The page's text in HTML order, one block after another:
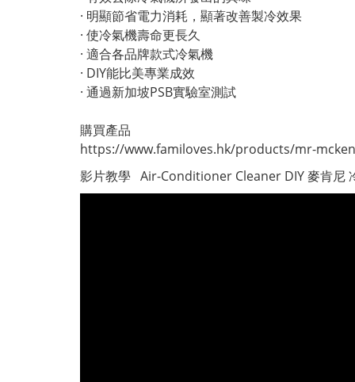
· 明顯節省電力消耗，顯著改善製冷效果
· 使冷氣機壽命更長久
· 適合各品牌款式冷氣機
· DIY能比美專業成效
· 通過新加坡PSB實驗室測試
購買產品
https://www.familoves.hk/products/mr-
影片教學 Air-Conditioner Cleaner DIY 麥肯尼